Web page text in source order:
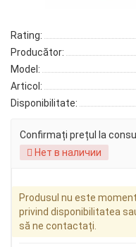
Rating:
Producător:
Model:
Articol:
Disponibilitate:
Confirmați prețul la
Нет в наличии
Produsul nu este
privind disponibilitatea
să ne contactați.